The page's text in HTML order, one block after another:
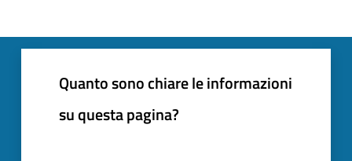
Quanto sono chiare le informazioni
su questa pagina?